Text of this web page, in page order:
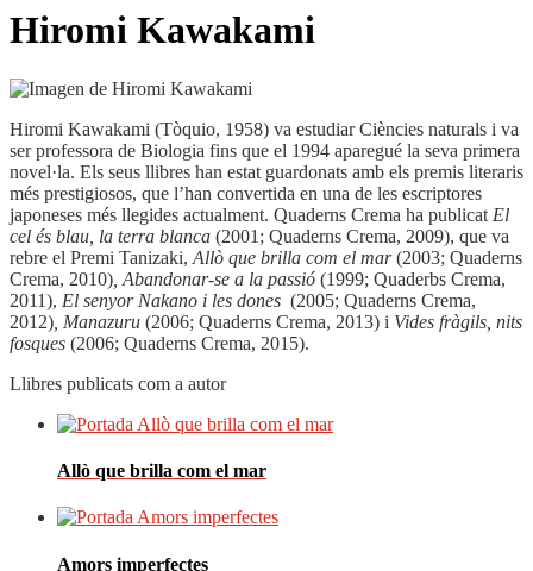
Hiromi Kawakami
Hiromi Kawakami (Tòquio, 1958) va estu­diar Ciències naturals i va
ser professora de Bio­logia fins que el 1994 aparegué la seva primera
novel·la. Els seus llibres han estat guardonats amb els premis literaris
més presti­giosos, que l’han convertida en una de les escriptores
japoneses més llegides actualment. Quaderns Crema ha publicat El
cel és blau, la terra blanca (2001; Quaderns Crema, 2009), que va
rebre el Premi Tanizaki, Allò que brilla com el mar(2003; Quaderns
Crema, 2010) Abandonar-se a la passió (1999; Quaderbs Crema,
2011), El senyor Nakano i les dones (2005; Quaderns Crema,
2012) , Manazuru (2006; Quaderns Crema, 2013) i Vides fràgils, nits
fosques (2006; Quaderns Crema, 2015).
Llibres publicats com a autor
Allò que brilla com el mar
Amors imperfectes